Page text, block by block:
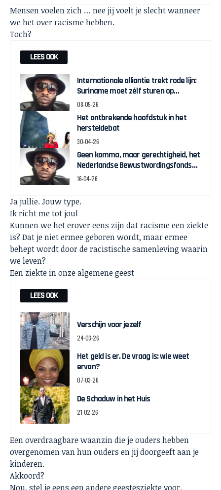
Mensen voelen zich … nee jij voelt je slecht wanneer
we het over racisme hebben.
Toch?
LEES OOK
Internationale alliantie trekt rode lijn:
Suriname moet zélf sturen op
herstelgelden
08-05-26
Het ontbrekende hoofdstuk in het
hersteldebat
30-04-26
Geen komma, maar gerechtigheid, het
Nederlandse Bewustwordingsfonds
en de strijd om zeggenschap
16-04-26
Ja jullie. Jouw type.
Ik richt me tot jou!
Kunnen we het erover eens zijn dat racisme een ziekte
is? Dat je niet ermee geboren wordt, maar ermee
behept wordt door de racistische samenleving waarin
we leven?
Een ziekte in onze algemene geest
LEES OOK
Verschijn voor jezelf
24-03-26
Het geld is er. De vraag is: wie weet
ervan?
07-03-26
De Schaduw in het Huis
21-02-26
Een overdraagbare waanzin die je ouders hebben
overgenomen van hun ouders en jij doorgeeft aan je
kinderen.
Akkoord?
Nou, stel je eens een andere geestesziekte voor.